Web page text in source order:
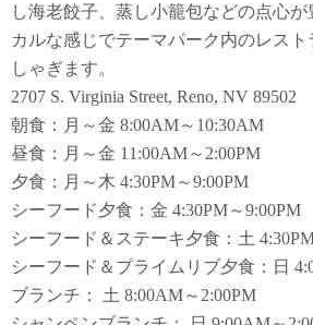
し海老餃子、蒸し小籠包などの点心
カルな感じでテーマパーク内のレス
しゃぎます。
2707 S. Virginia Street, Reno, NV 89502
朝食：月～金 8:00AM～10:30AM
昼食：月～金 11:00AM～2:00PM
夕食：月～木 4:30PM～9:00PM
シーフード夕食：金 4:30PM～9:00PM
シーフード＆ステーキ夕食：土
シーフード＆プライムリブ夕食：日
ブランチ： 土 8:00AM～2:00PM